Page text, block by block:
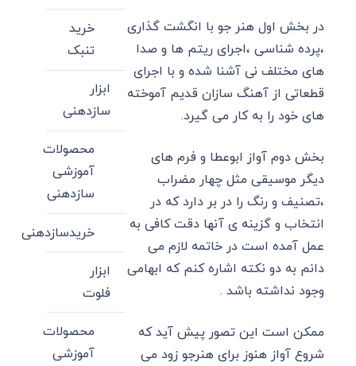
در بخش اول هنر جو با انگشت گذاری
،پرده شناسی ،اجرای ریتم ها و صدا
های مختلف نی آشنا شده و با اجرای
قطعاتی از آهنگ سازان قدیم آموخته
های خود را به کار می گیرد.
بخش دوم آواز ابوعطا و فرم های
دیگر موسیقی مثل چهار مضراب
،تصنیف و رنگ را در بر دارد که در
انتخاب و گزینه ی آنها دقت کافی به
عمل آمده است در خاتمه لازم می
دانم به دو نکته اشاره کنم که ابهامی
وجود نداشته باشد .
ممکن است این تصور پیش آید که
شروع آواز هنوز برای هنرجو زود می
خرید
تنبک
ابزار
سازدهنی
محصولات
آموزشی
سازدهنی
خریدسازدهنی
ابزار
فلوت
محصولات
آموزشی